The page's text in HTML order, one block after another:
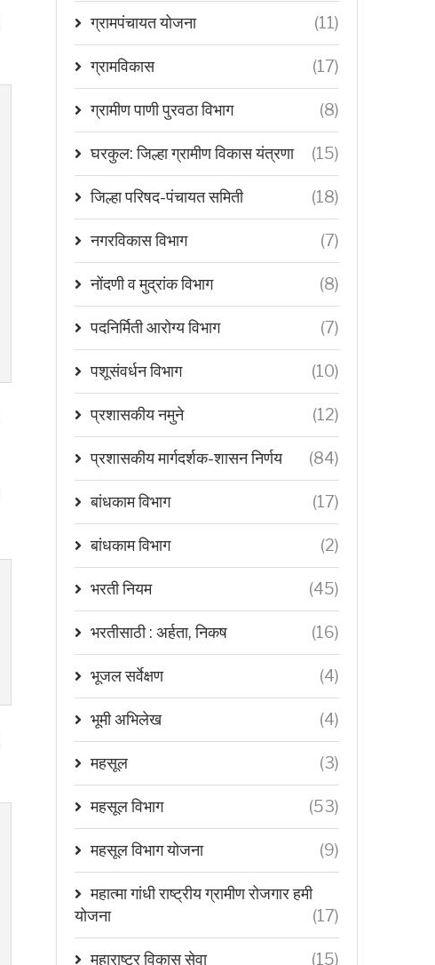
ग्रामपंचायत योजना (11)
ग्रामविकास (17)
ग्रामीण पाणी पुरवठा विभाग (8)
घरकुल: जिल्हा ग्रामीण विकास यंत्रणा (15)
जिल्हा परिषद-पंचायत समिती (18)
नगरविकास विभाग (7)
नोंदणी व मुद्रांक विभाग (8)
पदनिर्मिती आरोग्य विभाग (7)
पशूसंवर्धन विभाग (10)
प्रशासकीय नमुने (12)
प्रशासकीय मार्गदर्शक-शासन निर्णय (84)
बांधकाम विभाग (17)
बांधकाम विभाग (2)
भरती नियम (45)
भरतीसाठी : अर्हता, निकष (16)
भूजल सर्वेक्षण (4)
भूमी अभिलेख (4)
महसूल (3)
महसूल विभाग (53)
महसूल विभाग योजना (9)
महात्मा गांधी राष्ट्रीय ग्रामीण रोजगार हमी
योजना
(17)
महाराष्ट्र विकास सेवा (15)